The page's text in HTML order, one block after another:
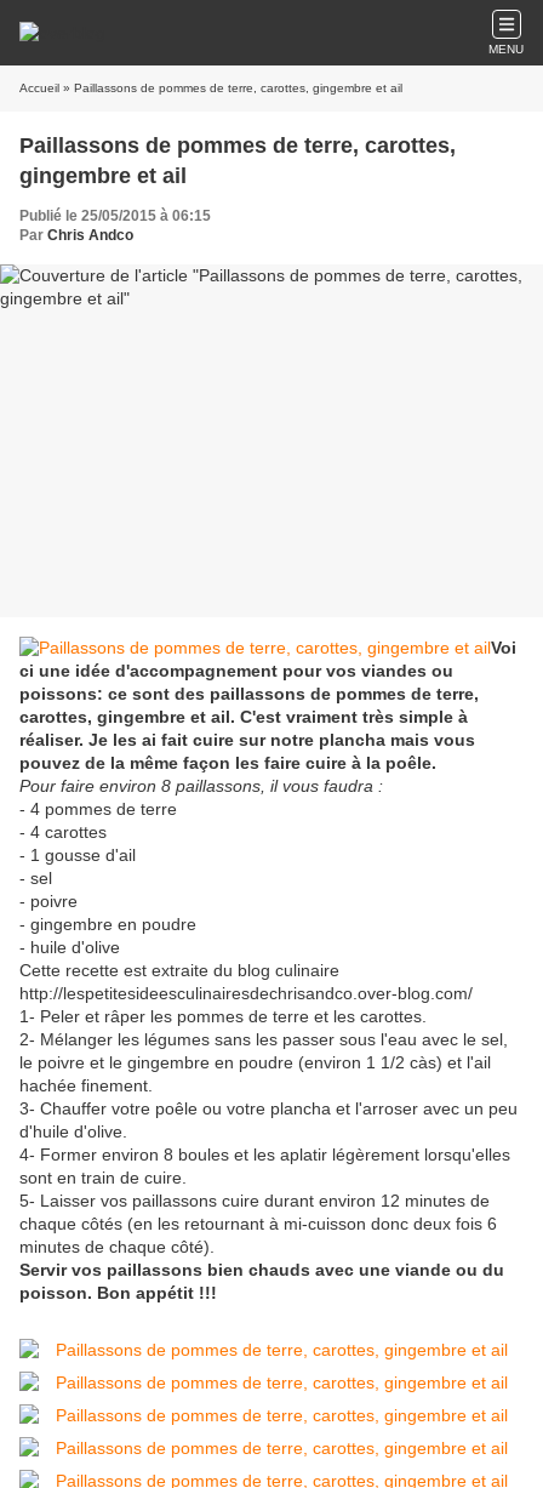
MENU
Accueil » Paillassons de pommes de terre, carottes, gingembre et ail
Paillassons de pommes de terre, carottes,
gingembre et ail
Publié le 25/05/2015 à 06:15
Par Chris Andco
Voi
ci une idée d'accompagnement pour vos viandes ou
poissons: ce sont des paillassons de pommes de terre,
carottes, gingembre et ail. C'est vraiment très simple à
réaliser. Je les ai fait cuire sur notre plancha mais vous
pouvez de la même façon les faire cuire à la poêle.
Pour faire environ 8 paillassons, il vous faudra :
- 4 pommes de terre
- 4 carottes
- 1 gousse d'ail
- sel
- poivre
- gingembre en poudre
- huile d'olive
Cette recette est extraite du blog culinaire
http://lespetitesideesculinairesdechrisandco.over-blog.com/
1- Peler et râper les pommes de terre et les carottes.
2- Mélanger les légumes sans les passer sous l'eau avec le sel,
le poivre et le gingembre en poudre (environ 1 1/2 càs) et l'ail
hachée finement.
3- Chauffer votre poêle ou votre plancha et l'arroser avec un peu
d'huile d'olive.
4- Former environ 8 boules et les aplatir légèrement lorsqu'elles
sont en train de cuire.
5- Laisser vos paillassons cuire durant environ 12 minutes de
chaque côtés (en les retournant à mi-cuisson donc deux fois 6
minutes de chaque côté).
Servir vos paillassons bien chauds avec une viande ou du
poisson. Bon appétit !!!